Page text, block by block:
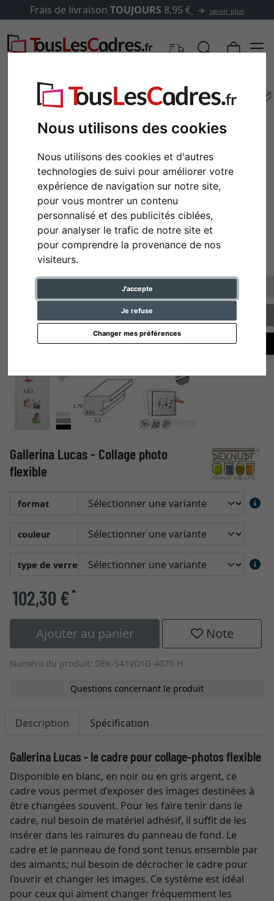
Nous utilisons des cookies
Nous utilisons des cookies et d'autres
technologies de suivi pour améliorer votre
expérience de navigation sur notre site,
pour vous montrer un contenu
personnalisé et des publicités ciblées,
pour analyser le trafic de notre site et
pour comprendre la provenance de nos
visiteurs.
J'accepte
Je refuse
Changer mes préférences
Frais de livraison TOUJOURS 8,95 € savoir plus
Retour
Gallerina Lucas - Collage photo
flexible
format
couleur
type de verre
102,30 €*
Ajouter au panier Note
Numéro du produit: DEK-S41VD1G-4070-H
Questions concernant le produit
Description Spécification
Gallerina Lucas - le cadre pour collage-photos flexible
Disponible en blanc, en noir ou en gris argent, ce
cadre vous permet d’exposer des images destinées à
être changées souvent. Pour les faire tenir dans le
cadre, nul besoin de matériel adhésif, il suffit de les
insérer dans les rainures du panneau de fond. Le
cadre et le panneau de fond sont tenus ensemble par
des aimants; nul besoin de décrocher le cadre pour
l’ouvrir et changer les images. Ce système est idéal
pour ceux qui aiment changer fréquemment les